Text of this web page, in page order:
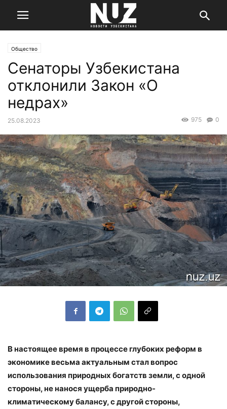
Общество
Сенаторы Узбекистана
отклонили Закон «О
недрах»
25.08.2023 0
975
В настоящее время в процессе глубоких реформ в
экономике весьма актуальным стал вопрос
использования природных богатств земли, с одной
стороны, не нанося ущерба природно-
климатическому балансу, с другой стороны,